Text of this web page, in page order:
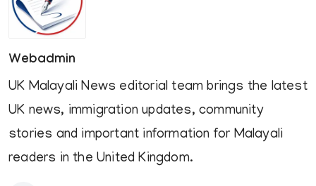
Webadmin
UK Malayali News editorial team brings the latest
UK news, immigration updates, community
stories and important information for Malayali
readers in the United Kingdom.